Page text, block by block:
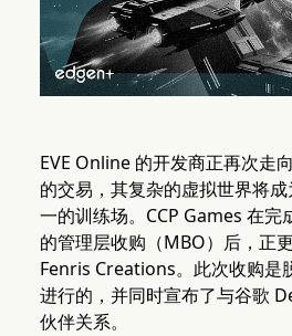
EVE Online 的开发商正再次走
的交易，其复杂的虚拟世界将
一的训练场。CCP Games 在完
的管理层收购（MBO）后，正
Fenris Creations。此次收购是
进行的，并同时宣布了与谷歌
伙伴关系。